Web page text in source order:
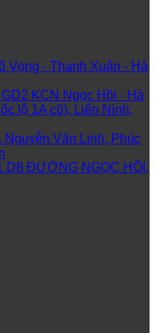
Vọng - Thanh Xuân - Hà
KCN Ngọc Hồi - Hà
lộ 1A cũ), Liên Ninh,
Văn Linh, Phúc
D8 ĐƯỜNG NGỌC HỒI,